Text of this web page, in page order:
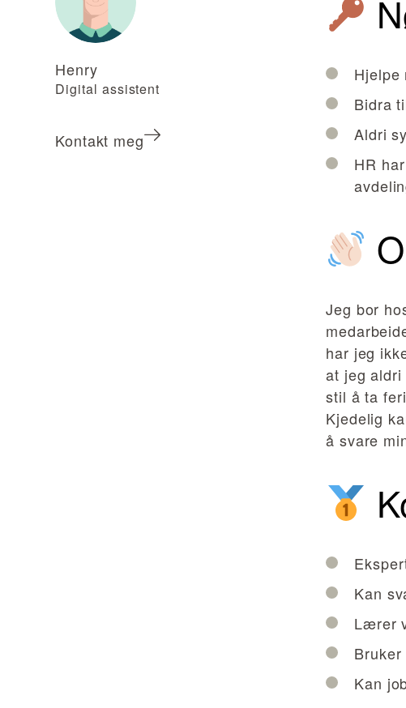
Henry
Digital assistent
Kontakt meg
Hjelpe
Bidra
Aldri
HR
Jeg bor
har jeg
at jeg
stil å ta
Kjedelig
å svare
Kan
Lærer
Kan